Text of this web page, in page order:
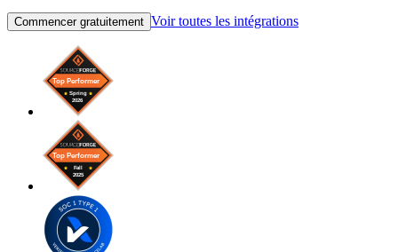
Commencer gratuitement Voir toutes les intégrations